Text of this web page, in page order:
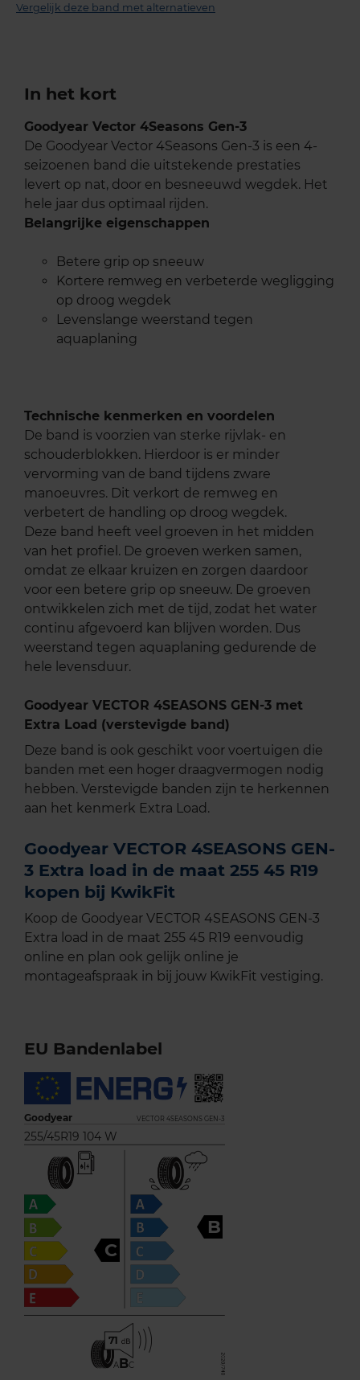
Vergelijk deze band met alternatieven
In het kort
Goodyear Vector 4Seasons Gen-3
De Goodyear Vector 4Seasons Gen-3 is een 4-
seizoenen band die uitstekende prestaties
levert op nat, door en besneeuwd wegdek. Het
hele jaar dus optimaal rijden.
Belangrijke eigenschappen
Betere grip op sneeuw
Kortere remweg en verbeterde wegligging
op droog wegdek
Levenslange weerstand tegen
aquaplaning
Technische kenmerken en voordelen
De band is voorzien van sterke rijvlak- en
schouderblokken. Hierdoor is er minder
vervorming van de band tijdens zware
manoeuvres. Dit verkort de remweg en
verbetert de handling op droog wegdek.
Deze band heeft veel groeven in het midden
van het profiel. De groeven werken samen,
omdat ze elkaar kruizen en zorgen daardoor
voor een betere grip op sneeuw. De groeven
ontwikkelen zich met de tijd, zodat het water
continu afgevoerd kan blijven worden. Dus
weerstand tegen aquaplaning gedurende de
hele levensduur.
Goodyear VECTOR 4SEASONS GEN-3 met
Extra Load (verstevigde band)
Deze band is ook geschikt voor voertuigen die
banden met een hoger draagvermogen nodig
hebben. Verstevigde banden zijn te herkennen
aan het kenmerk Extra Load.
Goodyear VECTOR 4SEASONS GEN-
3 Extra load in de maat 255 45 R19
kopen bij KwikFit
Koop de Goodyear VECTOR 4SEASONS GEN-3
Extra load in de maat 255 45 R19 eenvoudig
online en plan ook gelijk online je
montageafspraak in bij jouw KwikFit vestiging.
EU Bandenlabel
Goodyear VECTOR 4SEASONS GEN-3
255/45R19 104 W
C
B
71
ABC